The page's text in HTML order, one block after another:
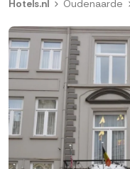
Hotels.nl Oudenaarde